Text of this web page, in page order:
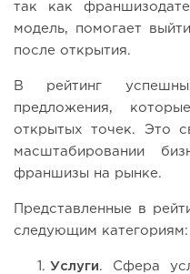
так как
модель, помогает
после открытия.
В рейтинг
предложения,
открытых точек. Это
масштабировании
франшизы на рынке.
Представленные в
следующим категориям:
Услуги. Сфера